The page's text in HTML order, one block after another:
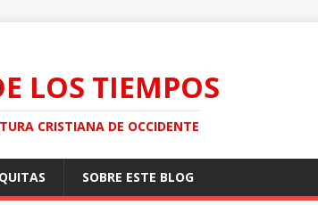
LOS TIEMPOS
CRISTIANA DE OCCIDENTE
SOBRE ESTE BLOG